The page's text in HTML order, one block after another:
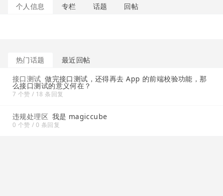
个人信息 专栏 话题 回帖
热门话题
最近回帖
接口测试 做完接口测试，还得再去 App 的前端校验功能，那
么接口测试的意义何在？
7 个赞 / 18 条回复
违规处理区 我是 magiccube
0 个赞 / 0 条回复